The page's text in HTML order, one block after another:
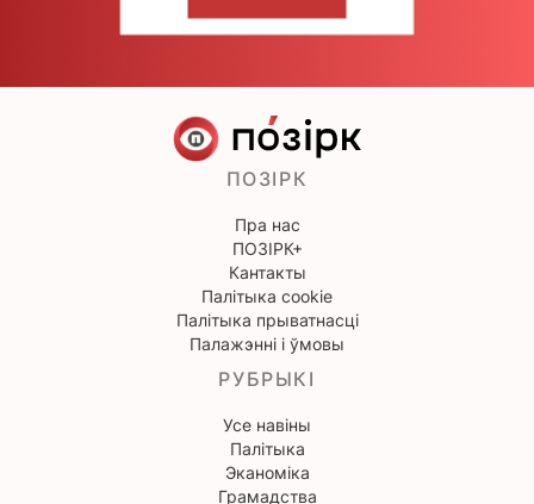
ПОЗІРК
Пра нас
ПОЗІРК+
Кантакты
Палітыка cookie
Палітыка прыватнасці
Палажэнні і ўмовы
РУБРЫКІ
Усе навіны
Палітыка
Эканоміка
Грамадства